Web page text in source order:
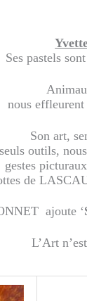
Ses pastels
nous effleurent
Son art,
outils,
gestes
de
ajoute ‘
L’Art